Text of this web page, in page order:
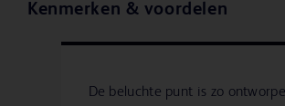
Kenmerken & voordelen
De beluchte punt is zo